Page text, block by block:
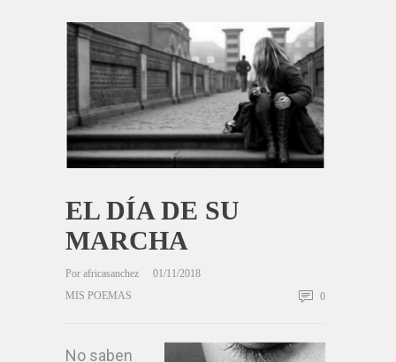
EL DÍA DE SU
MARCHA
Por africasanchez
01/11/2018
MIS POEMAS
0
No saben